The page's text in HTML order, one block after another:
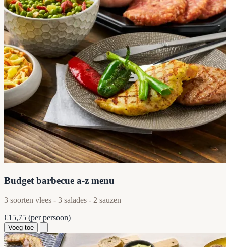
Budget barbecue a-z menu
3 soorten vlees - 3 salades - 2 sauzen
€15,75 (per persoon)
Voeg toe